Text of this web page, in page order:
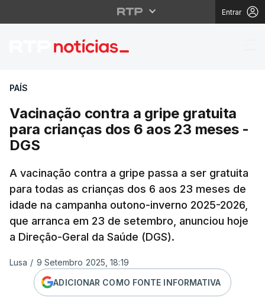
Entrar
Vacinação contra a
PAÍS
Vacinação contra a gripe gratuita
para crianças dos 6 aos 23 meses -
DGS
A vacinação contra a gripe passa a ser gratuita
para todas as crianças dos 6 aos 23 meses de
idade na campanha outono-inverno 2025-2026,
que arranca em 23 de setembro, anunciou hoje
a Direção-Geral da Saúde (DGS).
Lusa / 9 Setembro 2025, 18:19
ADICIONAR COMO FONTE INFORMATIVA